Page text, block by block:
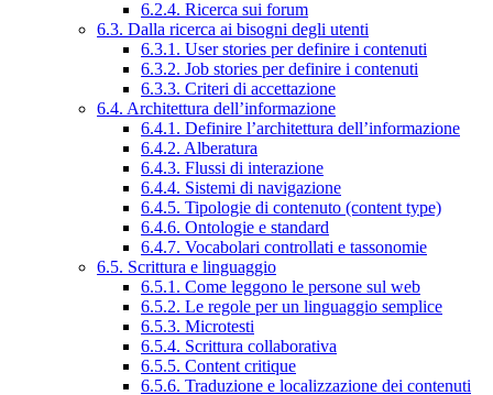
6.2.4. Ricerca sui forum
6.3. Dalla ricerca ai bisogni degli utenti
6.3.1. User stories per definire i contenuti
6.3.2. Job stories per definire i contenuti
6.3.3. Criteri di accettazione
6.4. Architettura dell’informazione
6.4.1. Definire l’architettura dell’informazione
6.4.2. Alberatura
6.4.3. Flussi di interazione
6.4.4. Sistemi di navigazione
6.4.5. Tipologie di contenuto (content type)
6.4.6. Ontologie e standard
6.4.7. Vocabolari controllati e tassonomie
6.5. Scrittura e linguaggio
6.5.1. Come leggono le persone sul web
6.5.2. Le regole per un linguaggio semplice
6.5.3. Microtesti
6.5.4. Scrittura collaborativa
6.5.5. Content critique
6.5.6. Traduzione e localizzazione dei contenuti